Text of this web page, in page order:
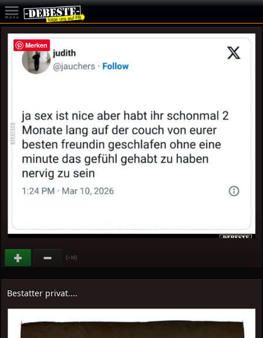
(+16)
Bestatter privat....
Merken